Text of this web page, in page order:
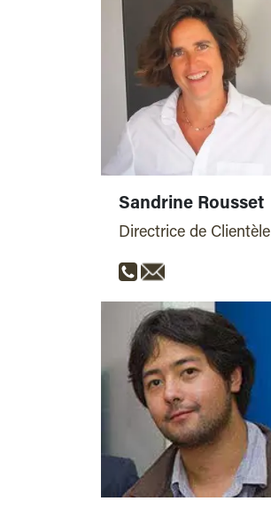
Sandrine Rousset
Directrice de Clientèle